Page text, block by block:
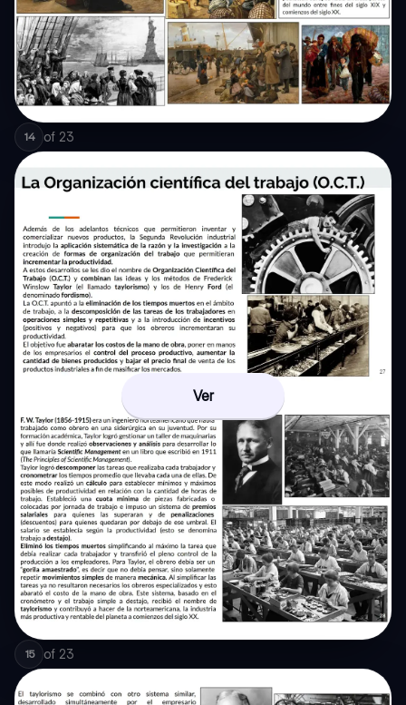
14 of 23
Ver
15 of 23